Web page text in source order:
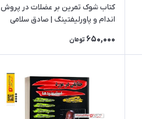
کتاب شوک تمرین بر عضلات در پروش
اندام و پاورلیفتینگ | صادق سلامی
650,000 تومان